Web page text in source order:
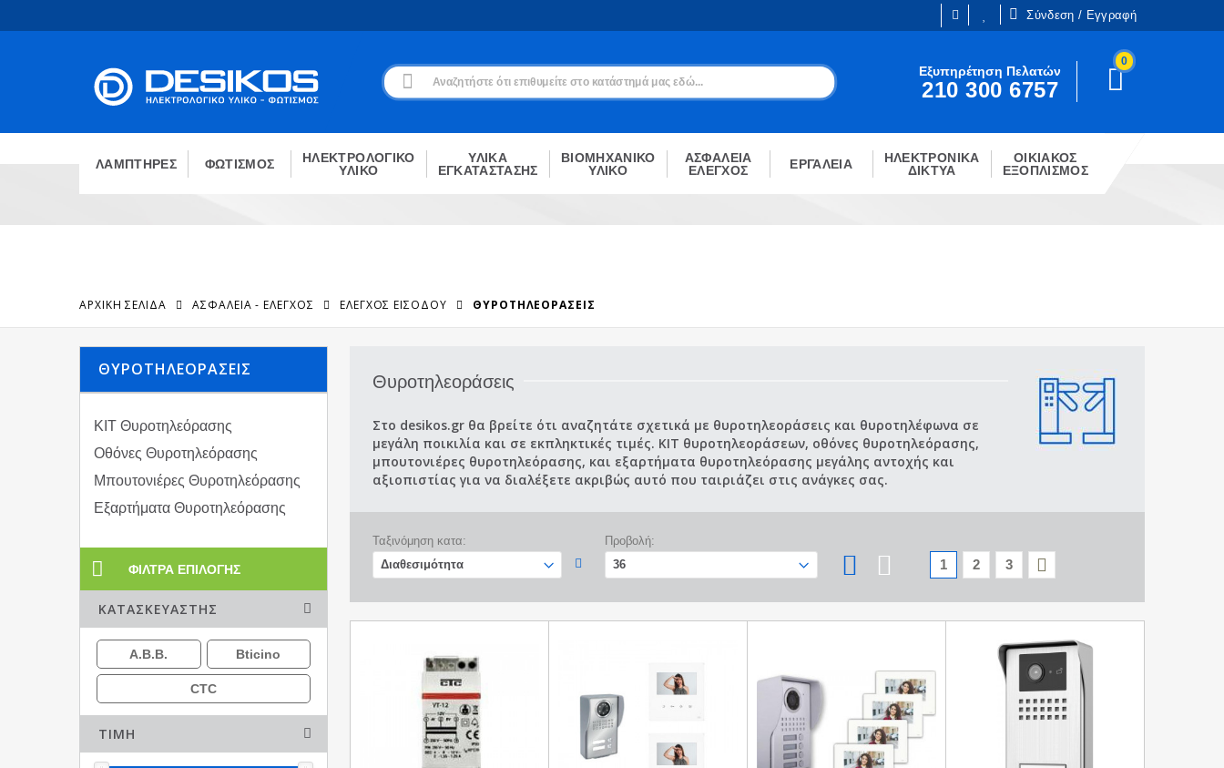
Σύνδεση / Εγγραφή
Εγγραφή
Δεν είσαι μέλος;
ΕΓΓΡΑΦΉ
Είμαι ήδη πελάτης
ΣΎΝΔΕΣΗ
Εξυπηρέτηση Πελατών
210 300 6757
0
ΛΑΜΠΤΗΡΕΣ ΦΩΤΙΣΜΟΣ
ΗΛΕΚΤΡΟΛΟΓΙΚΟ
ΥΛΙΚΟ
ΥΛΙΚΑ
ΕΓΚΑΤΑΣΤΑΣΗΣ
ΒΙΟΜΗΧΑΝΙΚΟ
ΥΛΙΚΟ
ΑΣΦΑΛΕΙΑ
ΕΛΕΓΧΟΣ
ΕΡΓΑΛΕΙΑ
ΗΛΕΚΤΡΟΝΙΚΑ
ΔΙΚΤΥΑ
ΟΙΚΙΑΚΟΣ
ΕΞΟΠΛΙΣΜΟΣ
ΑΡΧΙΚΉ ΣΕΛΊΔΑ ΑΣΦΑΛΕΙΑ - ΕΛΕΓΧΟΣ ΈΛΕΓΧΟΣ ΕΙΣΌΔΟΥ ΘΥΡΟΤΗΛΕΟΡΆΣΕΙΣ
ΘΥΡΟΤΗΛΕΟΡΆΣΕΙΣ
KIT Θυροτηλεόρασης
Οθόνες Θυροτηλεόρασης
Μπουτονιέρες Θυροτηλεόρασης
Εξαρτήματα Θυροτηλεόρασης
ΦΊΛΤΡΑ ΕΠΙΛΟΓΉΣ
ΚΑΤΑΣΚΕΥΑΣΤΉΣ
A.B.B. Bticino
CTC
ΤΙΜΉ
Θυροτηλεοράσεις
Στο desikos.gr θα βρείτε ότι αναζητάτε σχετικά με θυροτηλεοράσεις και θυροτηλέφωνα σε
μεγάλη ποικιλία και σε εκπληκτικές τιμές. KIT θυροτηλεοράσεων, οθόνες θυροτηλεόρασης,
μπουτονιέρες θυροτηλεόρασης, και εξαρτήματα θυροτηλεόρασης μεγάλης αντοχής και
αξιοπιστίας για να διαλέξετε ακριβώς αυτό που ταιριάζει στις ανάγκες σας.
Ταξινόμηση κατα: Προβολή:
1 2 3